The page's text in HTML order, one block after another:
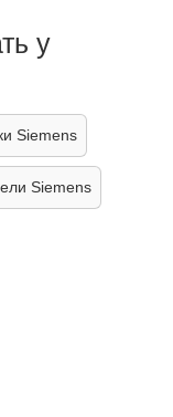
у
Siemens
Siemens